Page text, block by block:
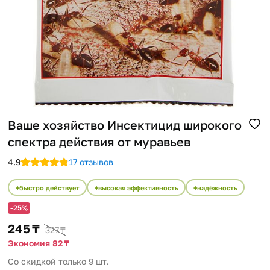
Ваше хозяйство Инсектицид широкого
спектра действия от муравьев
4.9 17 отзывов
быстро действует высокая эффективность надёжность
-25%
245 ₸ 327 ₸
Экономия 82 ₸
Со скидкой только 9 шт.
Помощь
Способы доставки
Способы оплаты